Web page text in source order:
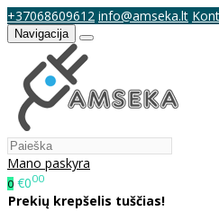
+37068609612 info@amseka.lt
Navigacija
Mano paskyra
0 €000
Prekių krepšelis tuščias!